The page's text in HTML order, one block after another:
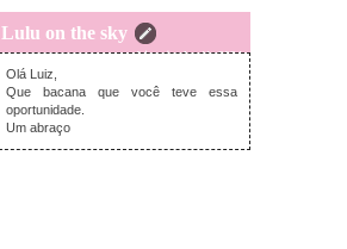
Lulu on the sky
terça-feira, junho 11, 2024
Olá Luiz,
Que bacana que você teve essa
oportunidade.
Um abraço